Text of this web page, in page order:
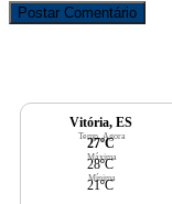
Vitória, ES
Temp. Agora
27ºC
Máxima
28ºC
Mínima
21ºC